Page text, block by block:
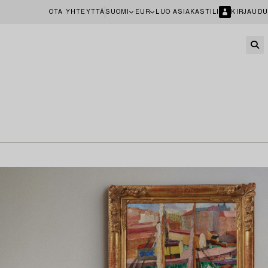
OTA YHTEYTTÄ SUOMI EUR LUO ASIAKASTILI KIRJAUDU